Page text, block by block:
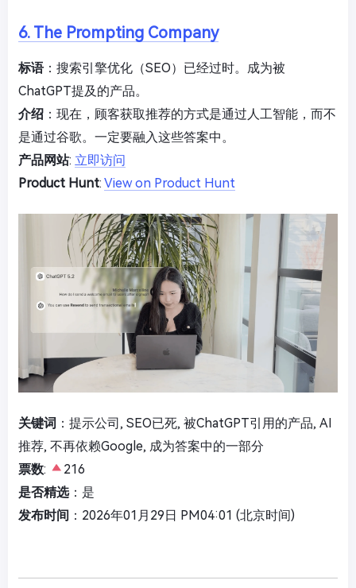
6. The Prompting Company
标语：搜索引擎优化（SEO）已经过时。成为被
ChatGPT提及的产品。
介绍 ：现在，顾客获取推荐的方式是通过人工智能，而不
是通过谷歌。一定要融入这些答案中。
产品网站: 立即访问
Product Hunt: View on Product Hunt
关键词 ：提示公司, SEO已死, 被ChatGPT引用的产品, AI
推荐, 不再依赖Google, 成为答案中的一部分
票数:
216
是否精选：是
发布时间 ：2026年01月29日 PM04:01 (北京时间)